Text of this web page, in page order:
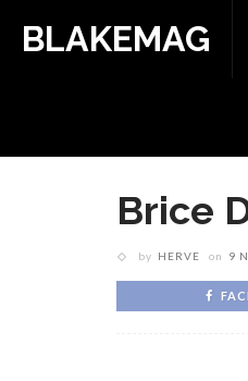
BLAKEMAG
Brice
by HERVE on 9